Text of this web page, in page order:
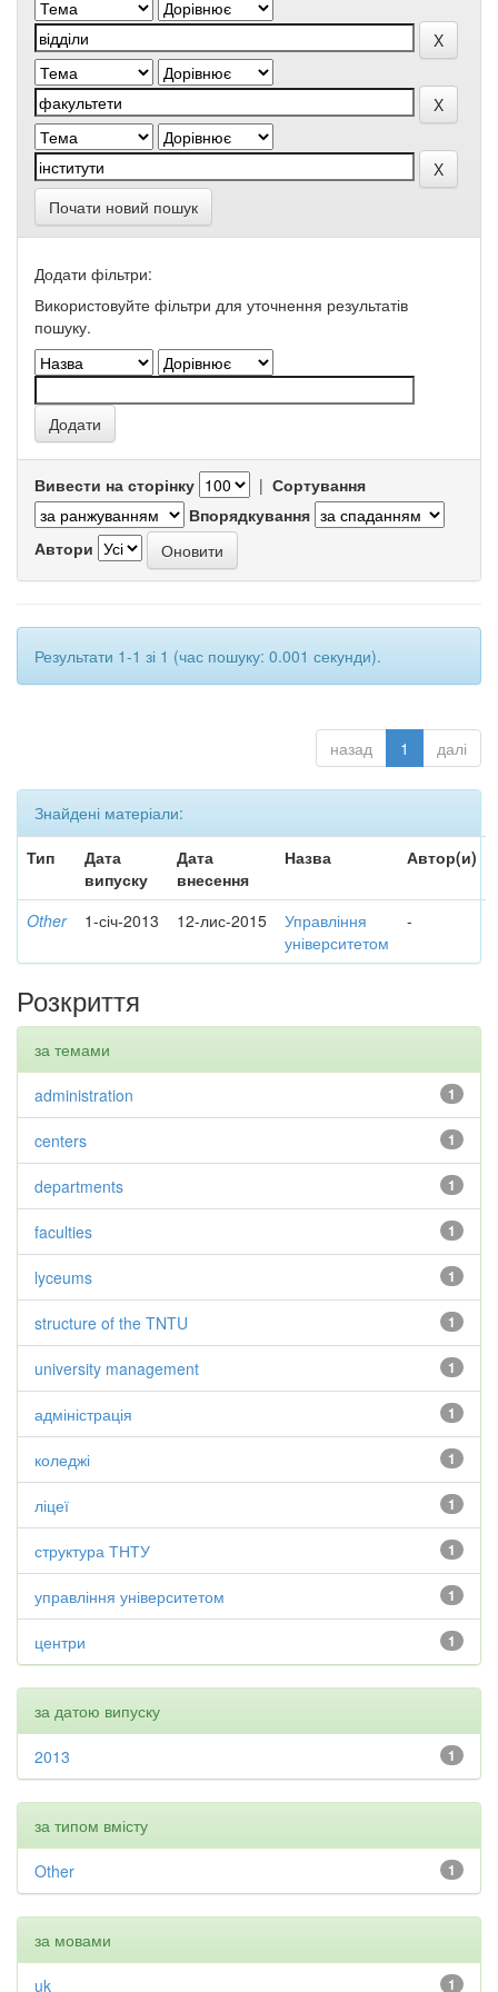
Почати новий пошук
Додати фільтри:
Використовуйте фільтри для уточнення результатів
пошуку.
Вивести на сторінку | Сортування
Впорядкування
Автори
Результати 1-1 зі 1 (час пошуку: 0.001 секунди).
назад 1 далі
Знайдені матеріали:
Тип
Дата
випуску
Дата
внесення
Назва Автор(и)
Other 1-січ-2013 12-лис-2015
Управління
університетом
-
Розкриття
за темами
1
administration
1
centers
1
departments
1
faculties
1
lyceums
1
structure of the TNTU
1
university management
1
адміністрація
1
коледжі
1
ліцеї
1
структура ТНТУ
1
управління університетом
1
центри
за датою випуску
1
2013
за типом вмісту
1
Other
за мовами
1
uk